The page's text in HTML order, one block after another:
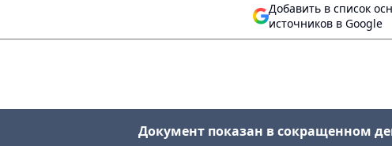
Добавить в список
источников в Google
Документ показан в сокращенном